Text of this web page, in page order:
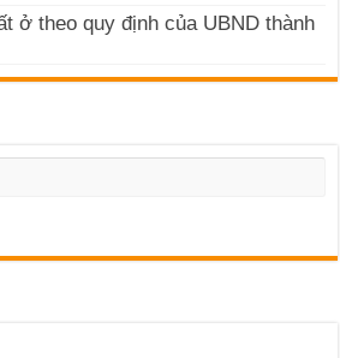
ở theo quy định của UBND thành